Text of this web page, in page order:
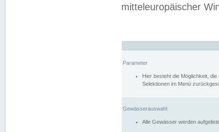
mitteleuropäischer
Parameter
Hier besteht die Möglichkeit,
Selektionen im Menü
Gewässerauswahl
Alle Gewässer werden